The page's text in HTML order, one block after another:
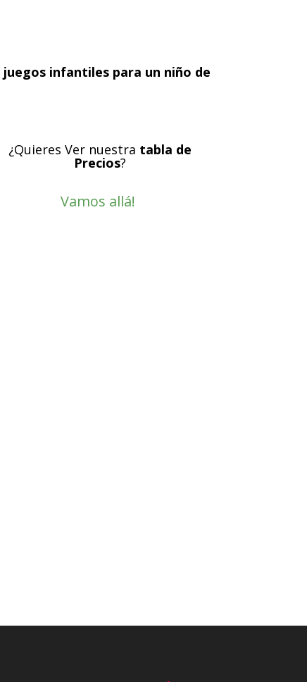
juegos infantiles para un niño de
¿Quieres Ver nuestra tabla de
Precios?
Vamos allá!